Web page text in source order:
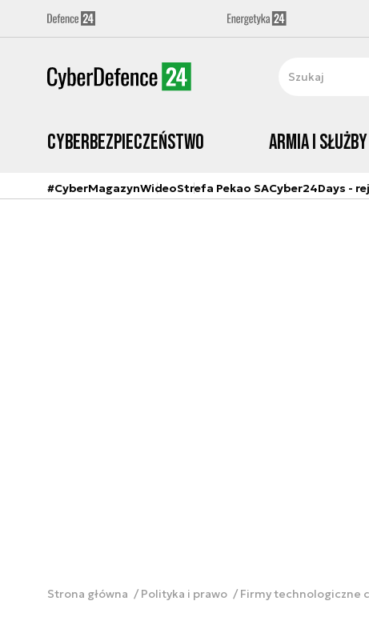
Cyberbezpieczeństwo Armia i Służby
#CyberMagazynWideoStrefa Pekao SACyber24Days -
Strona główna Polityka i prawo Firmy technologiczne